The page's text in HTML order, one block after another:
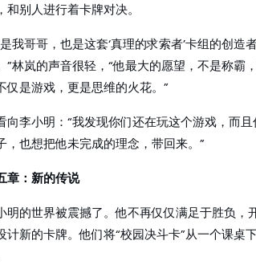
和别人进行着卡牌对决。
我哥哥，也是这套‘真理的求索者’卡组的创
”林岚的声音很轻，“他最大的愿望，不是称霸
仅是游戏，更是思维的火花。”
向李小明：“我发现你们还在玩这个游戏，而
，也想把他未完成的理念，带回来。”
章：新的传说
明的世界被震撼了。他不再仅仅满足于胜负
计新的卡牌。他们将“校园决斗卡”从一个课